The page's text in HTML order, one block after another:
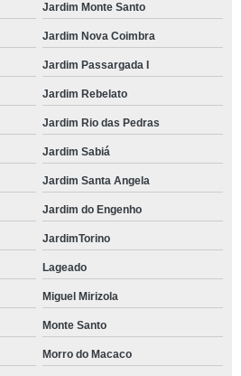
Jardim Monte Santo
Jardim Nova Coimbra
Jardim Passargada I
Jardim Rebelato
Jardim Rio das Pedras
Jardim Sabiá
Jardim Santa Angela
Jardim do Engenho
JardimTorino
Lageado
Miguel Mirizola
Monte Santo
Morro do Macaco